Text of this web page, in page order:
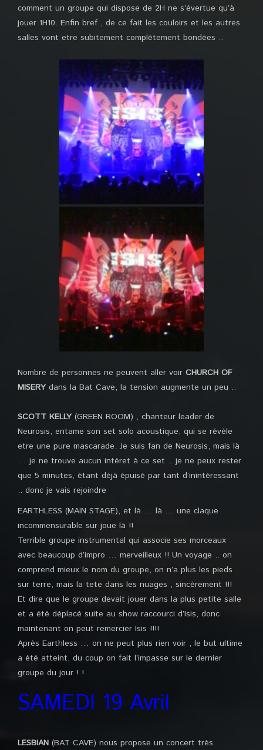
comment un groupe qui dispose de 2H ne s’évertue qu’à
jouer 1H10. Enfin bref , de ce fait les couloirs et les autres
salles vont etre subitement complètement bondées ..
Nombre de personnes ne peuvent aller voir CHURCH OF
MISERY dans la Bat Cave, la tension augmente un peu ..
SCOTT KELLY (GREEN ROOM) , chanteur leader de
Neurosis, entame son set solo acoustique, qui se révèle
etre une pure mascarade. Je suis fan de Neurosis, mais là
… je ne trouve aucun intéret à ce set .. je ne peux rester
que 5 minutes, étant déjà épuisé par tant d’inintéressant
.. donc je vais rejoindre
EARTHLESS (MAIN STAGE), et là … là … une claque
incommensurable sur joue là !!
Terrible groupe instrumental qui associe ses morceaux
avec beaucoup d’impro … merveilleux !! Un voyage .. on
comprend mieux le nom du groupe, on n’a plus les pieds
sur terre, mais la tete dans les nuages , sincèrement !!!
Et dire que le groupe devait jouer dans la plus petite salle
et a été déplacé suite au show raccourci d’Isis, donc
maintenant on peut remercier Isis !!!!
Après Earthless … on ne peut plus rien voir , le but ultime
a été atteint, du coup on fait l’impasse sur le dernier
groupe du jour ! !
SAMEDI 19 Avril
LESBIAN (BAT CAVE) nous propose un concert très